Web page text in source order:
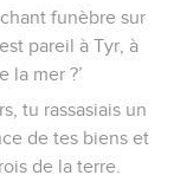
funèbre sur
pareil à Tyr, à
la mer ?’
tu rassasiais un
de tes biens et
de la terre.